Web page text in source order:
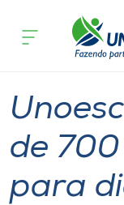
Cursos
Pesquisa
Atendimento ao
acontece
de
para